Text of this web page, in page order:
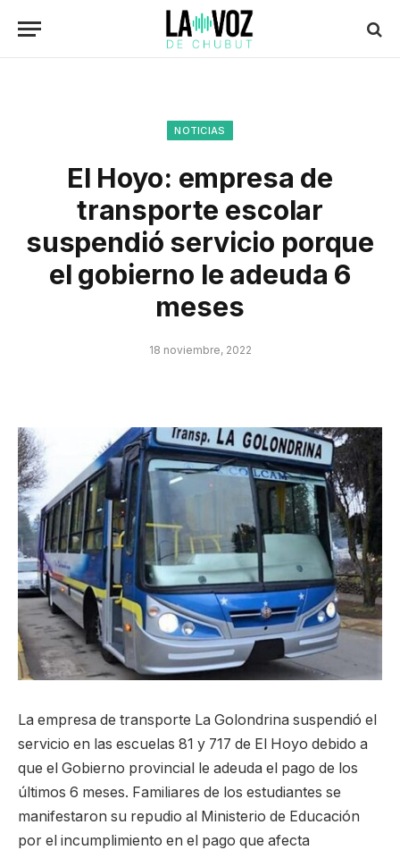
NOTICIAS
El Hoyo: empresa de
transporte escolar
suspendió servicio porque
el gobierno le adeuda 6
meses
18 noviembre, 2022
La empresa de transporte La Golondrina suspendió el
servicio en las escuelas 81 y 717 de El Hoyo debido a
que el Gobierno provincial le adeuda el pago de los
últimos 6 meses. Familiares de los estudiantes se
manifestaron su repudio al Ministerio de Educación
por el incumplimiento en el pago que afecta